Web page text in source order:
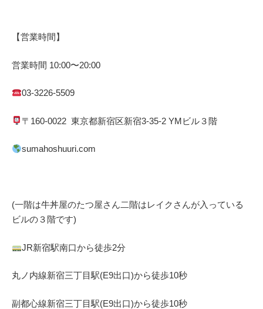
【営業時間】
営業時間 10:00〜20:00
03-3226-5509
〒 160-0022 東京都新宿区新宿3-35-2 YMビル３階
sumahoshuuri.com
(一階は牛丼屋のたつ屋さん二階はレイクさんが入っている
ビルの３階です)
JR新宿駅南口から徒歩2分
丸ノ内線新宿三丁目駅(E9出口)から徒歩10秒
副都心線新宿三丁目駅(E9出口)から徒歩10秒